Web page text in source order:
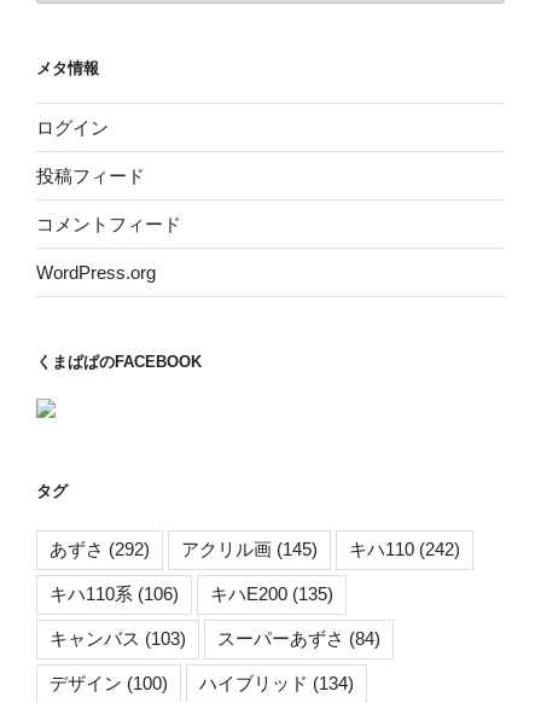
メタ情報
ログイン
投稿フィード
コメントフィード
WordPress.org
くまぱぱのFACEBOOK
タグ
あずさ (292) アクリル画 (145) キハ110 (242)
キハ110系 (106) キハE200 (135)
キャンバス (103) スーパーあずさ (84)
デザイン (100) ハイブリッド (134)